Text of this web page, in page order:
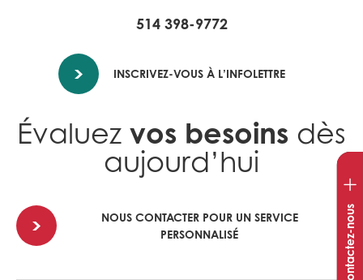
de
Contactez-nous
Évaluez vos besoins dès
aujourd’hui
NOUS CONTACTER POUR UN SERVICE
PERSONNALISÉ
514 398-9772
INSCRIVEZ-VOUS À L’INFOLETTRE